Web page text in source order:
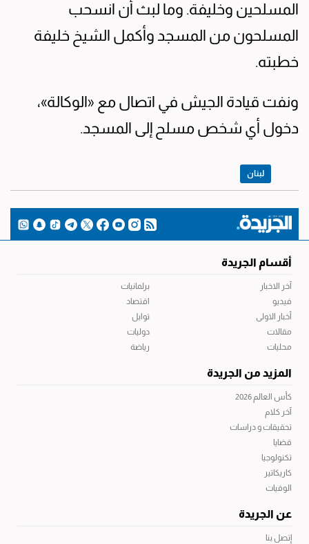
المسلحين وخليفة. وما لبث أن انسحب
المسلحون من المسجد وأكمل الشيخ خليفة
خطبته.
ونفت قيادة الجيش في اتصال مع «الوكالة»،
دخول أي شخص مسلح إلى المسجد.
لبنان
أقسام الجريدة
آخر الاخبار
فيديو
أخبار الاولى
مقالات
محليات
برلمانيات
اقتصاد
توابل
دوليات
رياضة
المزيد من الجريدة
كأس العالم 2026
آخر كلام
تحقيقات و دراسات
قضايا
تكنولوجيا
كاريكاتير
الوفيات
عن الجريدة
إتصل بنا